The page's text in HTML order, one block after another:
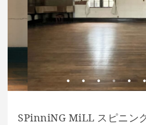
SPinniNG MiLL スピニン